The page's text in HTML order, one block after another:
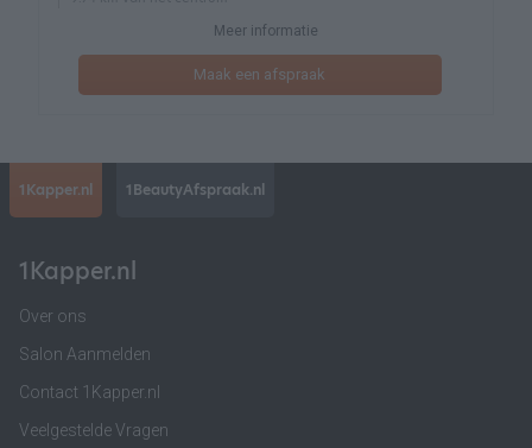
Meer informatie
Maak een afspraak
1Kapper.nl 1BeautyAfspraak.nl
1Kapper.nl
Over ons
Salon Aanmelden
Contact 1Kapper.nl
Veelgestelde Vragen